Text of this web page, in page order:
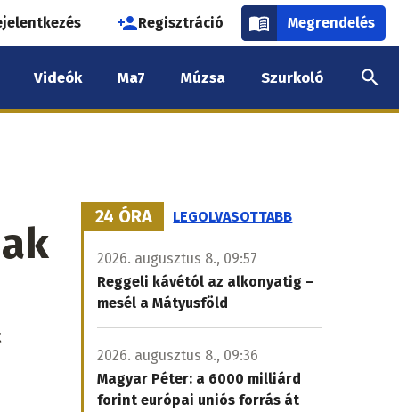
Regisztráció Megrendelés
Videók Ma7 Múzsa Szurkoló
24 ÓRA LEGOLVASOTTABB
2026. augusztus 8., 09:57
Reggeli kávétól az alkonyatig –
mesél a Mátyusföld
2026. augusztus 8., 09:36
Magyar Péter: a 6000 milliárd
forint európai uniós forrás át